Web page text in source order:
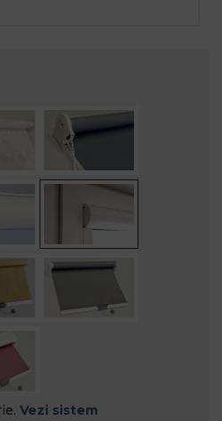
Vezi sistem